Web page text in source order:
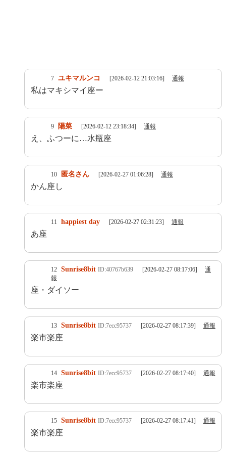
7 ユキマルンコ [2026-02-12 21:03:16] 通報
私はマキシマイ座ー
9 陽菜 [2026-02-12 23:18:34] 通報
え、ふつーに…水瓶座
10 匿名さん [2026-02-27 01:06:28] 通報
かん座し
11 happiest day [2026-02-27 02:31:23] 通報
あ座
12 Sunrise8bit ID:40767b639 [2026-02-27 08:17:06]
通
報
座・ダイソー
13 Sunrise8bit ID:7ecc95737 [2026-02-27 08:17:39] 通報
楽市楽座
14 Sunrise8bit ID:7ecc95737 [2026-02-27 08:17:40] 通報
楽市楽座
15 Sunrise8bit ID:7ecc95737 [2026-02-27 08:17:41] 通報
楽市楽座